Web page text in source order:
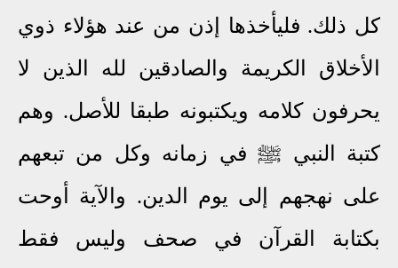
كل ذلك. فليأخذها إذن من عند هؤلاء ذوي
الأخلاق الكريمة والصادقين لله الذين لا
يحرفون كلامه ويكتبونه طبقا للأصل. وهم
كتبة النبي ﷺ في زمانه وكل من تبعهم
على نهجهم إلى يوم الدين. والآية أوحت
بكتابة القرآن في صحف وليس فقط